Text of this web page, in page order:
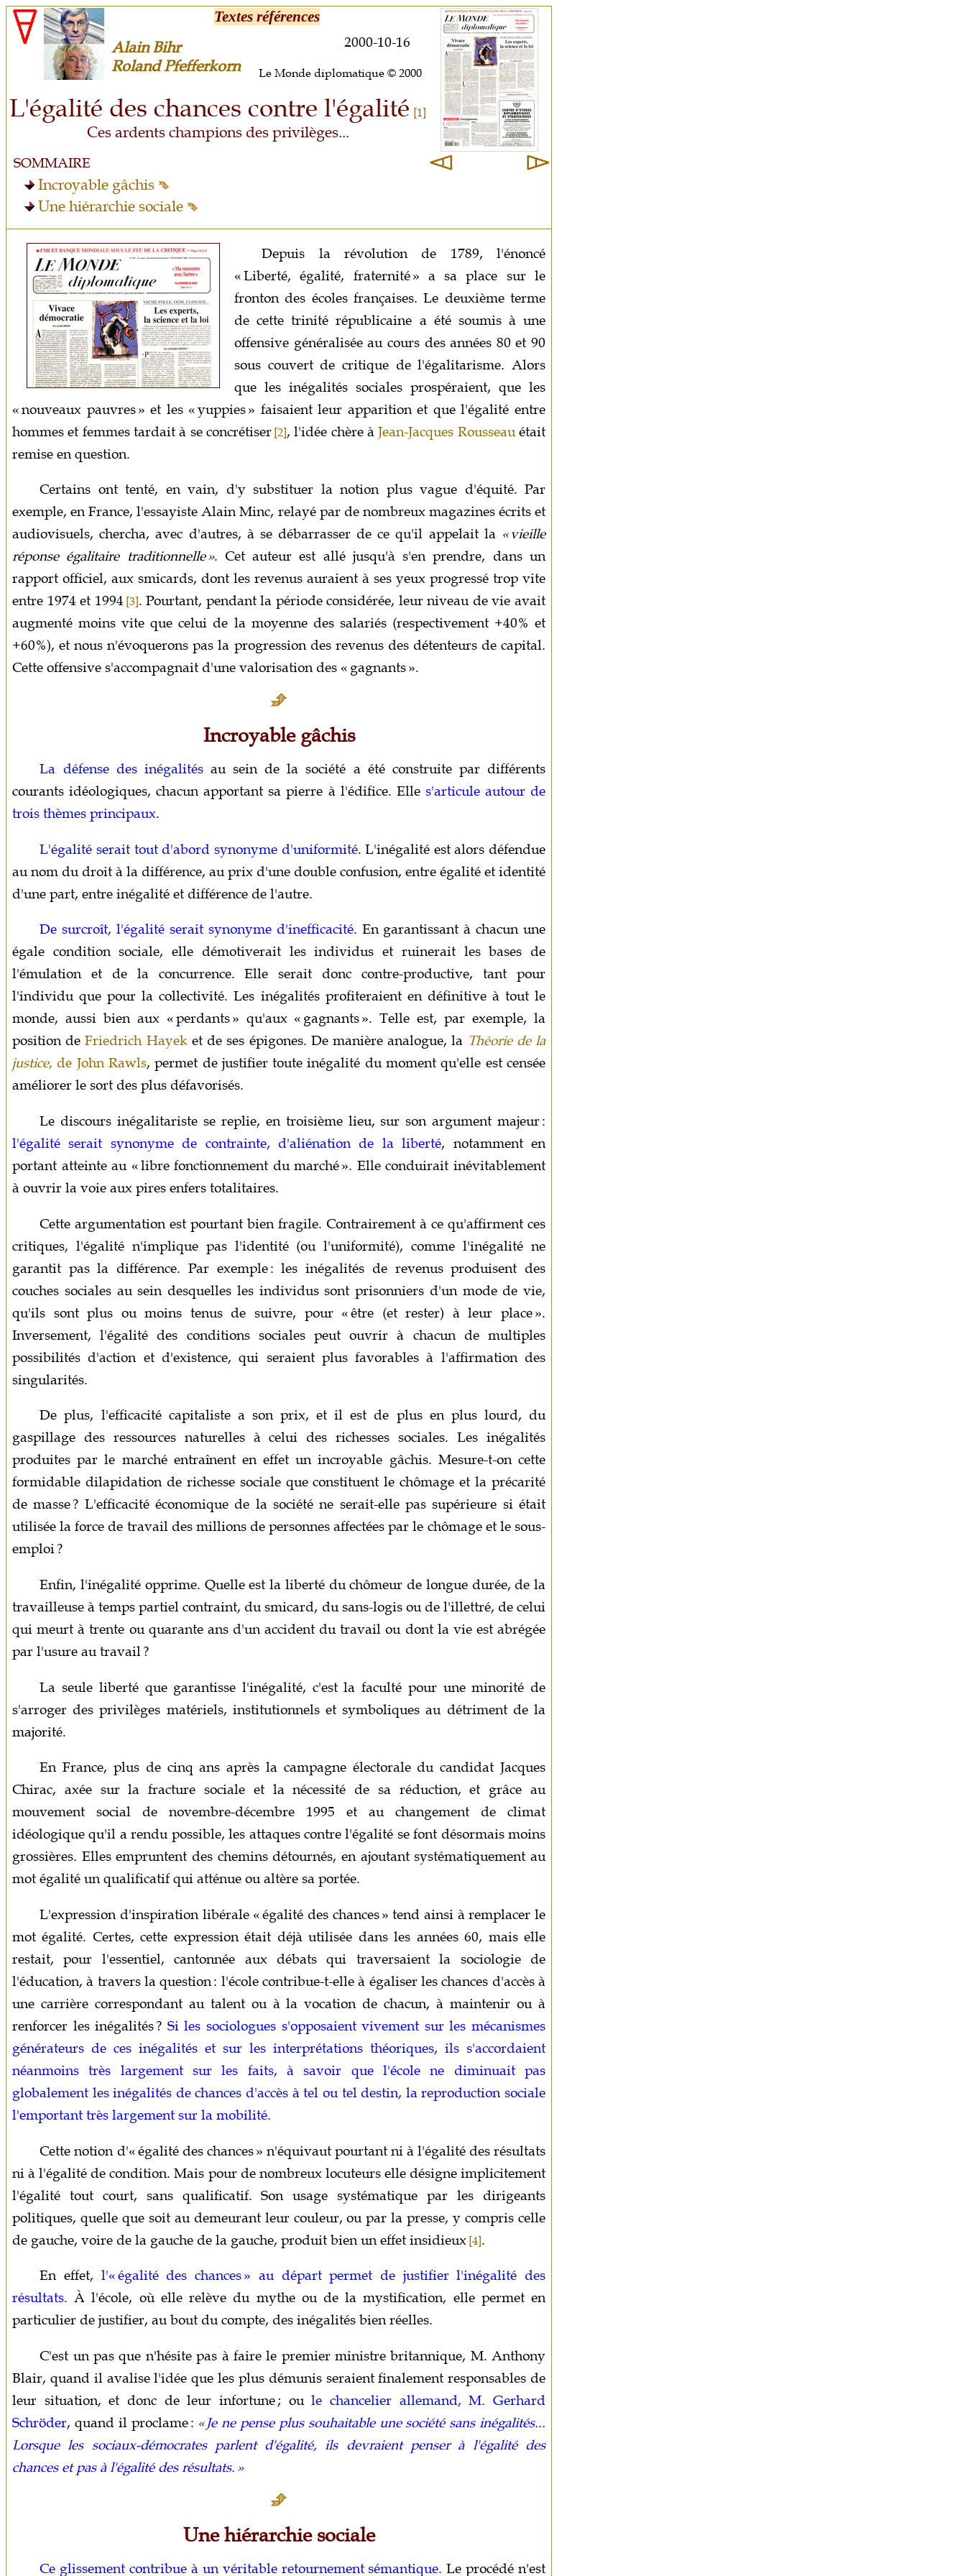
Textes références
Alain Bihr
Roland Pfefferkorn
2000-10-16
Le Monde diplomatique © 2000
L'égalité des chances contre l'égalité [1]
Ces ardents champions des privilèges...
SOMMAIRE
Incroyable gâchis
Une hiérarchie sociale
Depuis la révolution de 1789, l'énoncé
« Liberté, égalité, fraternité » a sa place sur le
fronton des écoles françaises. Le deuxième terme
de cette trinité républicaine a été soumis à une
offensive généralisée au cours des années 80 et 90
sous couvert de critique de l'égalitarisme. Alors
que les inégalités sociales prospéraient, que les
« nouveaux pauvres » et les « yuppies » faisaient leur apparition et que l'égalité entre
hommes et femmes tardait à se concrétiser [2], l'idée chère àJean-Jacques Rousseauétait
remise en question.
Certains ont tenté, en vain, d'y substituer la notion plus vague d'équité. Par
exemple, en France, l'essayiste Alain Minc, relayé par de nombreux magazines écrits et
audiovisuels, chercha, avec d'autres, à se débarrasser de ce qu'il appelait la « vieille
réponse égalitaire traditionnelle ». Cet auteur est allé jusqu'à s'en prendre, dans un
rapport officiel, aux smicards, dont les revenus auraient à ses yeux progressé trop vite
entre 1974 et 1994 [3]. Pourtant, pendant la période considérée, leur niveau de vie avait
augmenté moins vite que celui de la moyenne des salariés (respectivement +40% et
+60%), et nous n'évoquerons pas la progression des revenus des détenteurs de capital.
Cette offensive s'accompagnait d'une valorisation des « gagnants ».
Incroyable gâchis
La défense des inégalitésau sein de la société a été construite par différents
courants idéologiques, chacun apportant sa pierre à l'édifice. Elle s'articule autour de
trois thèmes principaux.
L'égalité serait tout d'abord synonyme d'uniformité. L'inégalité est alors défendue
au nom du droit à la différence, au prix d'une double confusion, entre égalité et identité
d'une part, entre inégalité et différence de l'autre.
De surcroît, l'égalité serait synonyme d'inefficacité. En garantissant à chacun une
égale condition sociale, elle démotiverait les individus et ruinerait les bases de
l'émulation et de la concurrence. Elle serait donc contre-productive, tant pour
l'individu que pour la collectivité. Les inégalités profiteraient en définitive à tout le
monde, aussi bien aux « perdants » qu'aux « gagnants ». Telle est, par exemple, la
position deFriedrich Hayeket de ses épigones. De manière analogue, la Théorie de la
justice, de John Rawls, permet de justifier toute inégalité du moment qu'elle est censée
améliorer le sort des plus défavorisés.
Le discours inégalitariste se replie, en troisième lieu, sur son argument majeur :
l'égalité serait synonyme de contrainte, d'aliénation de la liberté, notamment en
portant atteinte au « libre fonctionnement du marché ». Elle conduirait inévitablement
à ouvrir la voie aux pires enfers totalitaires.
Cette argumentation est pourtant bien fragile. Contrairement à ce qu'affirment ces
critiques, l'égalité n'implique pas l'identité (ou l'uniformité), comme l'inégalité ne
garantit pas la différence. Par exemple : les inégalités de revenus produisent des
couches sociales au sein desquelles les individus sont prisonniers d'un mode de vie,
qu'ils sont plus ou moins tenus de suivre, pour « être (et rester) à leur place ».
Inversement, l'égalité des conditions sociales peut ouvrir à chacun de multiples
possibilités d'action et d'existence, qui seraient plus favorables à l'affirmation des
singularités.
De plus, l'efficacité capitaliste a son prix, et il est de plus en plus lourd, du
gaspillage des ressources naturelles à celui des richesses sociales. Les inégalités
produites par le marché entraînent en effet un incroyable gâchis. Mesure-t-on cette
formidable dilapidation de richesse sociale que constituent le chômage et la précarité
de masse ? L'efficacité économique de la société ne serait-elle pas supérieure si était
utilisée la force de travail des millions de personnes affectées par le chômage et le sous-
emploi ?
Enfin, l'inégalité opprime. Quelle est la liberté du chômeur de longue durée, de la
travailleuse à temps partiel contraint, du smicard, du sans-logis ou de l'illettré, de celui
qui meurt à trente ou quarante ans d'un accident du travail ou dont la vie est abrégée
par l'usure au travail ?
La seule liberté que garantisse l'inégalité, c'est la faculté pour une minorité de
s'arroger des privilèges matériels, institutionnels et symboliques au détriment de la
majorité.
En France, plus de cinq ans après la campagne électorale du candidat Jacques
Chirac, axée sur la fracture sociale et la nécessité de sa réduction, et grâce au
mouvement social de novembre-décembre 1995 et au changement de climat
idéologique qu'il a rendu possible, les attaques contre l'égalité se font désormais moins
grossières. Elles empruntent des chemins détournés, en ajoutant systématiquement au
mot égalité un qualificatif qui atténue ou altère sa portée.
L'expression d'inspiration libérale « égalité des chances » tend ainsi à remplacer le
mot égalité. Certes, cette expression était déjà utilisée dans les années 60, mais elle
restait, pour l'essentiel, cantonnée aux débats qui traversaient la sociologie de
l'éducation, à travers la question : l'école contribue-t-elle à égaliser les chances d'accès à
une carrière correspondant au talent ou à la vocation de chacun, à maintenir ou à
renforcer les inégalités ? Si les sociologues s'opposaient vivement sur les mécanismes
générateurs de ces inégalités et sur les interprétations théoriques, ils s'accordaient
néanmoins très largement sur les faits, à savoir que l'école ne diminuait pas
globalement les inégalités de chances d'accès à tel ou tel destin, la reproduction sociale
l'emportant très largement sur la mobilité.
Cette notion d'« égalité des chances » n'équivaut pourtant ni à l'égalité des résultats
ni à l'égalité de condition. Mais pour de nombreux locuteurs elle désigne implicitement
l'égalité tout court, sans qualificatif. Son usage systématique par les dirigeants
politiques, quelle que soit au demeurant leur couleur, ou par la presse, y compris celle
de gauche, voire de la gauche de la gauche, produit bien un effet insidieux [4].
En effet, l'« égalité des chances » au départ permet de justifier l'inégalité des
résultats. À l'école, où elle relève du mythe ou de la mystification, elle permet en
particulier de justifier, au bout du compte, des inégalités bien réelles.
C'est un pas que n'hésite pas à faire le premier ministre britannique, M. Anthony
Blair, quand il avalise l'idée que les plus démunis seraient finalement responsables de
leur situation, et donc de leur infortune ; oule chancelier allemand, M. Gerhard
Schröder, quand il proclame : « Je ne pense plus souhaitable une société sans inégalités...
Lorsque les sociaux-démocrates parlent d'égalité, ils devraient penser à l'égalité des
chances et pas à l'égalité des résultats. »
Une hiérarchie sociale
Ce glissement contribue à un véritable retournement sémantique. Le procédé n'est